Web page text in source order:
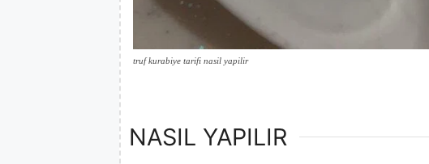
truf kurabiye tarifi nasil yapilir
NASIL YAPILIR